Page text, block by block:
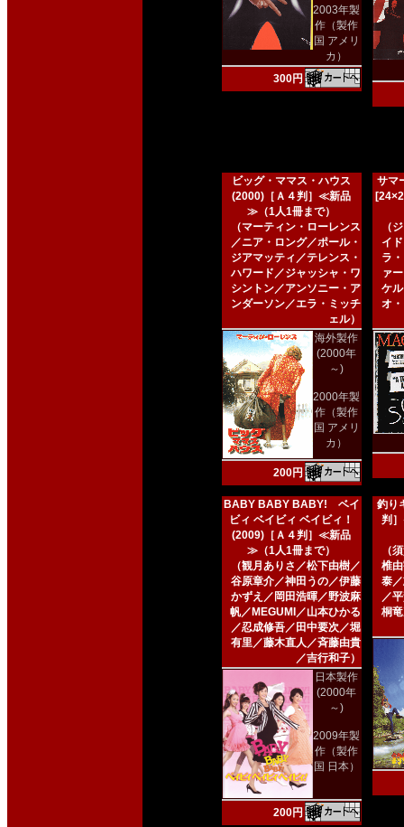
2003年製
作（製作
国 アメリ
カ）
300円
ビッグ・ママス・ハウス
(2000)［Ａ４判］≪新品
≫（1人1冊まで）
（マーティン・ローレンス
／ニア・ロング／ポール・
ジアマッティ／テレンス・
ハワード／ジャッシャ・ワ
シントン／アンソニー・ア
ンダーソン／エラ・ミッチ
ェル）
海外製作
(2000年
～)
2000年製
作（製作
国 アメリ
カ）
200円
サマ
（
イ
ラ
ァ
ケ
オ
BABY BABY BABY! ベイ
ビィ ベイビィ ベイビィ！
(2009)［Ａ４判］≪新品
≫（1人1冊まで）
（観月ありさ／松下由樹／
谷原章介／神田うの／伊藤
かずえ／岡田浩暉／野波麻
帆／MEGUMI／山本ひかる
／忍成修吾／田中要次／堀
有里／藤木直人／斉藤由貴
／吉行和子）
日本製作
(2000年
～)
2009年製
作（製作
国 日本）
200円
釣り
判
（
椎
泰
／
桐